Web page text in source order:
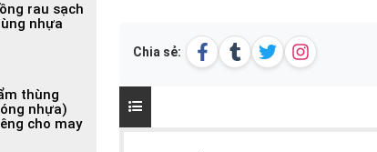
Chia sẻ:
rau sạch
nhựa
thùng
nhựa)
cho may